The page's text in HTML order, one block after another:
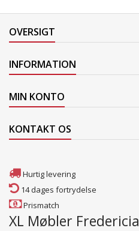
OVERSIGT
INFORMATION
MIN KONTO
KONTAKT OS
Hurtig levering
14 dages fortrydelse
Prismatch
XL Møbler Fredericia